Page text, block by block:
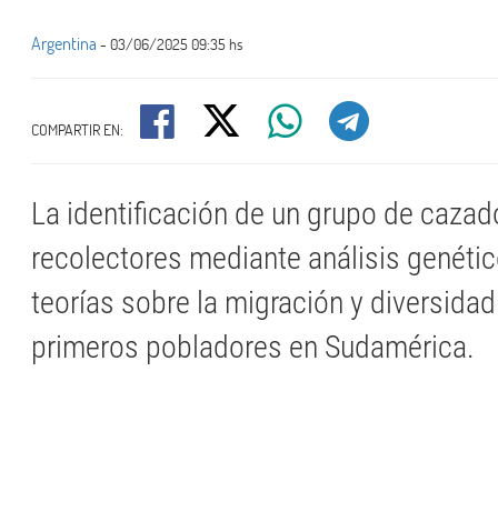
Argentina - 03/06/2025 09:35 hs
COMPARTIR EN:
La identificación de un grupo de
recolectores mediante análisis
teorías sobre la migración y
primeros pobladores en Sudamérica.